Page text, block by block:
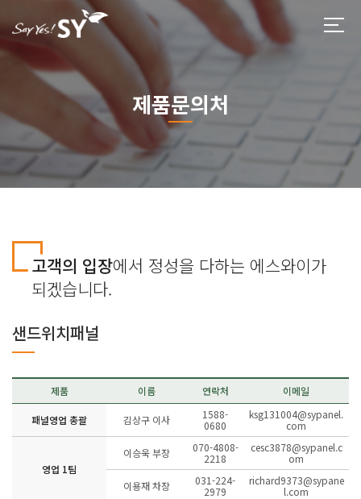
제품문의처
고객의 입장에서 정성을 다하는 에스와이가
되겠습니다.
샌드위치패널
제품 이름 연락처 이메일
패널영업 총괄 김상구 이사
1588-
0680
ksg131004@sypanel.
com
영업 1팀
이승욱 부장
070-4808-
2218
cesc3878@sypanel.c
om
이용재 차장
031-224-
2979
richard9373@sypane
l.com